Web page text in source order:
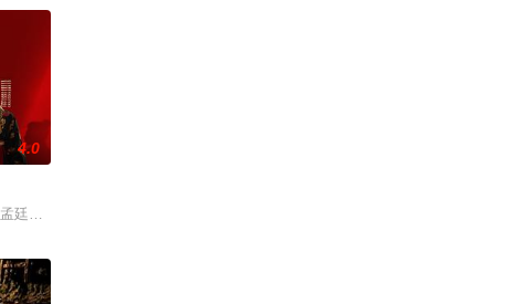
正是自己苦寻多年
身份入住程家。她步步为营，周旋在各怀心思的豪门众
”的阴阳宅，江淮被掳走配“阴婚”。他与女探长穆英搭档，侦破阎王娶亲、五鬼
4.0
廷辉，大平王朝有史以来个以女子进士科三元及第入翰林院的奇女子。十年前的